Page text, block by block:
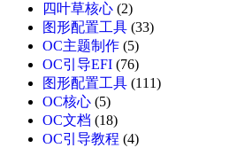
四叶草核心 (2)
图形配置工具 (33)
OC主题制作 (5)
OC引导EFI (76)
图形配置工具 (111)
OC核心 (5)
OC文档 (18)
OC引导教程 (4)